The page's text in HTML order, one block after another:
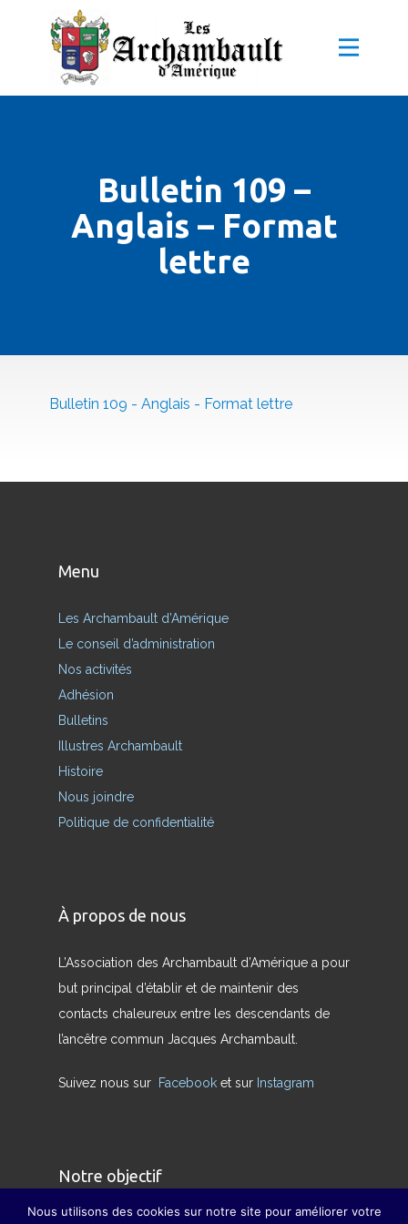
Bulletin 109 –
Anglais – Format
lettre
Bulletin 109 - Anglais - Format lettre
Menu
Les Archambault d’Amérique
Le conseil d’administration
Nos activités
Adhésion
Bulletins
Illustres Archambault
Histoire
Nous joindre
Politique de confidentialité
À propos de nous
L’Association des Archambault d’Amérique a pour
but principal d’établir et de maintenir des
contacts chaleureux entre les descendants de
l’ancêtre commun Jacques Archambault.
Suivez nous sur Facebook et sur Instagram
Notre objectif
Nous utilisons des cookies sur notre site pour améliorer votre